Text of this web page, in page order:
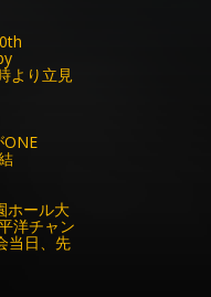
より立見
ONE
ホール大
洋チャン
当日、先